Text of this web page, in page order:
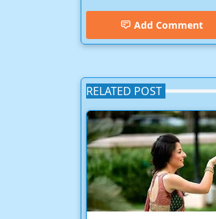
Add Comment
RELATED POST